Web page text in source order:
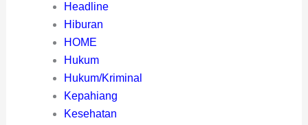
Headline
Hiburan
HOME
Hukum
Hukum/Kriminal
Kepahiang
Kesehatan